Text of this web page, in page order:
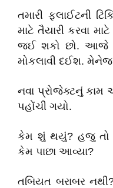
તમારી ફ્લાઈટની
માટે તૈયારી કરવા
જઈ શકો છો. આજે
મોકલાવી દઈશ.
નવા પ્રોજેક્ટનું કામ
પહોંચી ગયો.
કેમ શું થયું? હજુ તો
કેમ પાછા આવ્યા?
તબિયત બરાબર